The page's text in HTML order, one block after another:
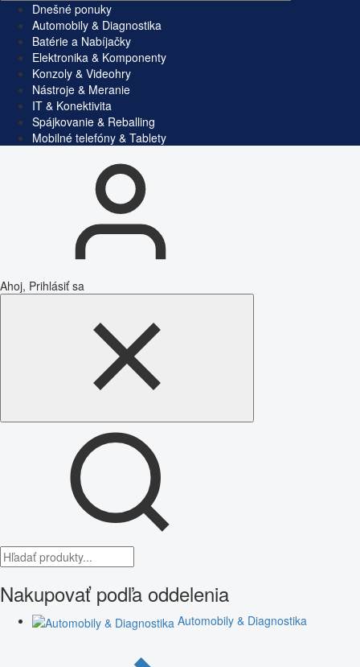
Dnešné ponuky
Automobily & Diagnostika
Batérie a Nabíjačky
Elektronika & Komponenty
Konzoly & Videohry
Nástroje & Meranie
IT & Konektivita
Spájkovanie & Reballing
Mobilné telefóny & Tablety
Ahoj, Prihlásiť sa
Nakupovať podľa oddelenia
Automobily & Diagnostika